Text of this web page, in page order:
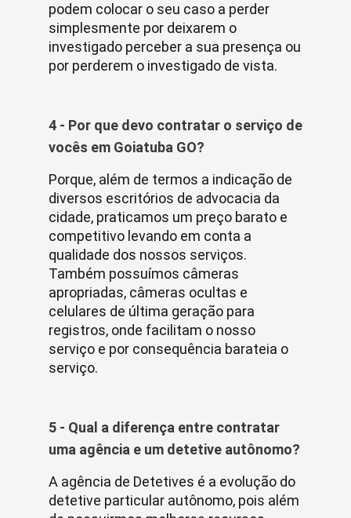
podem colocar o seu caso a perder
simplesmente por deixarem o
investigado perceber a sua presença ou
por perderem o investigado de vista.
4 - Por que devo contratar o serviço de
vocês em Goiatuba GO?
Porque, além de termos a indicação de
diversos escritórios de advocacia da
cidade, praticamos um preço barato e
competitivo levando em conta a
qualidade dos nossos serviços.
Também possuímos câmeras
apropriadas, câmeras ocultas e
celulares de última geração para
registros, onde facilitam o nosso
serviço e por consequência barateia o
serviço.
5 - Qual a diferença entre contratar
uma agência e um detetive autônomo?
A agência de Detetives é a evolução do
detetive particular autônomo, pois além